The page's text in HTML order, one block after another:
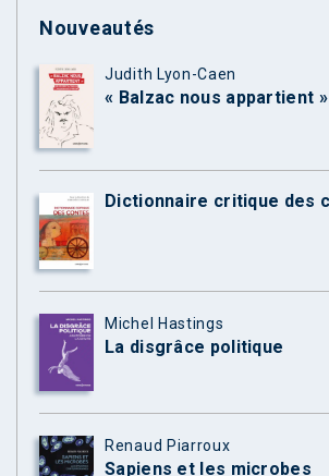
Nouveautés
Judith Lyon-Caen
« Balzac nous appartient »
Dictionnaire critique des
Michel Hastings
La disgrâce politique
Renaud Piarroux
Sapiens et les microbes